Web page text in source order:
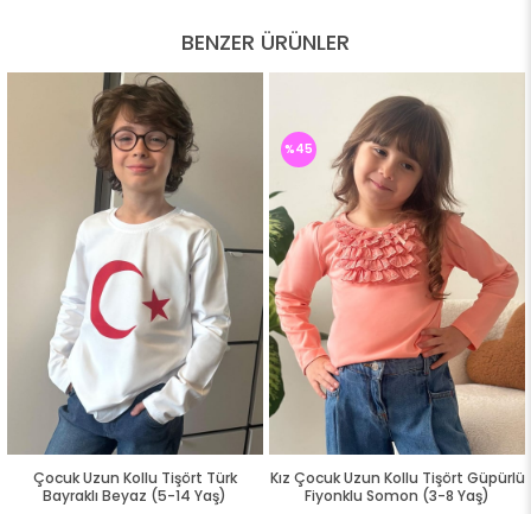
BENZER ÜRÜNLER
Çocuk Uzun Kollu Tişört Türk
Bayraklı Beyaz (5-14 Yaş)
Kız Çocuk Uzun Kollu Tişört Güpürlü
Fiyonklu Somon (3-8 Yaş)
%45